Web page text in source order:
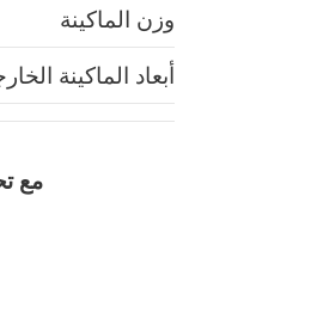
وزن الماكينة
أبعاد الماكينة
مع